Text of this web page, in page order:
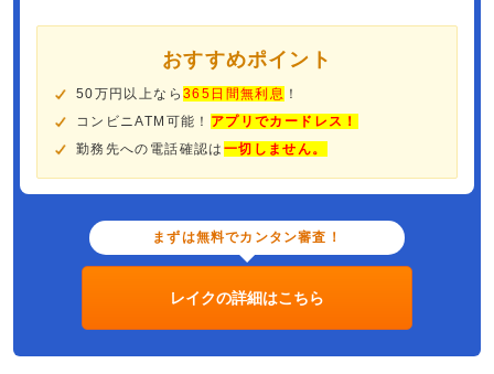
おすすめポイント
50万円以上なら 365日間無利息 ！
コンビニATM可能！ アプリでカードレス！
勤務先への電話確認は 一切しません。
まずは無料でカンタン審査！
レイクの詳細はこちら